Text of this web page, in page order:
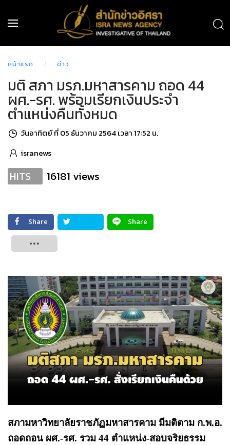
หน้าแรก ข่าว
มติ สภา มรภ.มหาสารคาม ถอด 44
ผศ.-รศ. พร้อมเรียกเงินประจำ
ตำแหน่งคืนทั้งหมด
วันอาทิตย์ ที่ 05 ธันวาคม 2564 เวลา 17:52 น.
isranews
HITS 16181 views
Share
Share
สภามหาวิทยาลัยราชภัฏมหาสารคาม มีมติตาม ก.พ.อ.
ถอดถอน ผศ.-รศ. รวม 44 ตำแหน่ง-สอบจริยธรรม